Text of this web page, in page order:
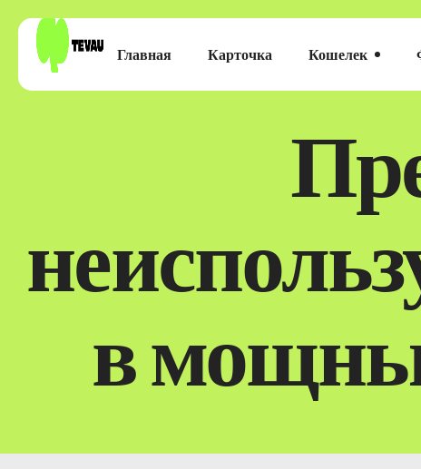
Главная Карточка Кошелек
в